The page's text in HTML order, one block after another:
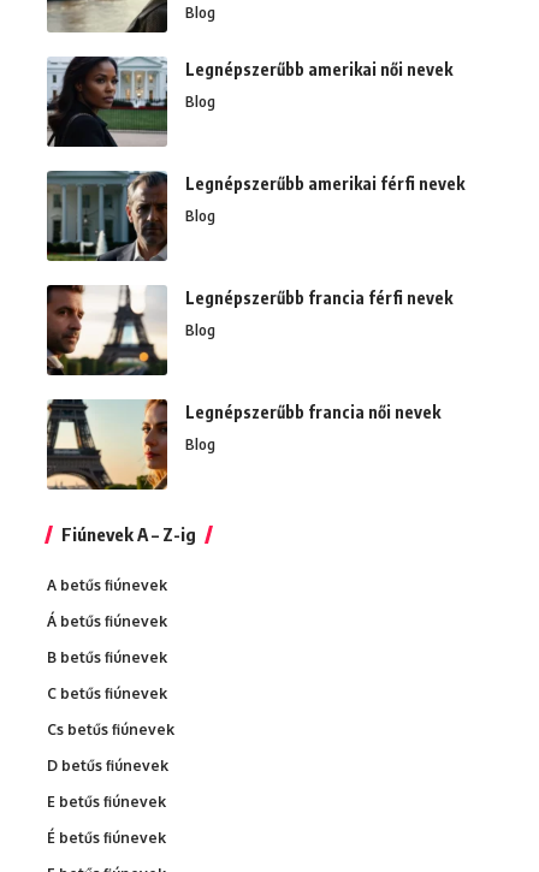
Blog
Legnépszerűbb amerikai női nevek
Blog
Legnépszerűbb amerikai férfi nevek
Blog
Legnépszerűbb francia férfi nevek
Blog
Legnépszerűbb francia női nevek
Blog
Fiúnevek A – Z-ig
A betűs fiúnevek
Á betűs fiúnevek
B betűs fiúnevek
C betűs fiúnevek
Cs betűs fiúnevek
D betűs fiúnevek
E betűs fiúnevek
É betűs fiúnevek